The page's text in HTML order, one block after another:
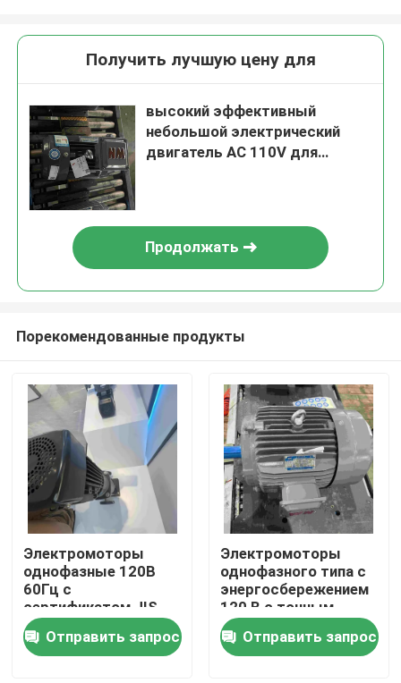
Дома
О Компании
Получить лучшую цену для
высокий эффективный
небольшой электрический
двигатель AC 110V для
Продолжать
Порекомендованные продукты
Электромоторы
однофазные 120В
60Гц с
сертификатом JIS
для медицинских
целейОтправить запрос
Электромоторы
однофазного типа с
энергосбережением
120 В с точным
торможением
Отправить запрос